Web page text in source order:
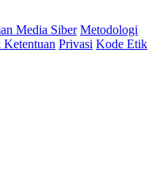
Media Siber Metodologi
Ketentuan Privasi Kode Etik